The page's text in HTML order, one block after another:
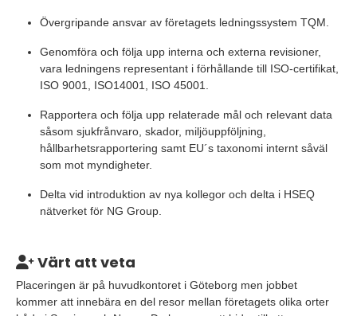
Övergripande ansvar av företagets ledningssystem TQM.
Genomföra och följa upp interna och externa revisioner,
vara ledningens representant i förhållande till ISO-certifikat,
ISO 9001, ISO14001, ISO 45001.
Rapportera och följa upp relaterade mål och relevant data
såsom sjukfrånvaro, skador, miljöuppföljning,
hållbarhetsrapportering samt EU´s taxonomi internt såväl
som mot myndigheter.
Delta vid introduktion av nya kollegor och delta i HSEQ
nätverket för NG Group.
Värt att veta
Placeringen är på huvudkontoret i Göteborg men jobbet
kommer att innebära en del resor mellan företagets olika orter